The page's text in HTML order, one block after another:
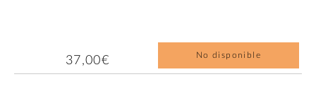
37,00€ No disponible